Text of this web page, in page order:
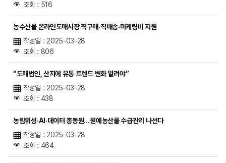
조회 : 516
농수산물 온라인도매시장 직구매·직배송·마케팅비 지원
작성일 : 2025-03-28
조회 : 806
“도매법인, 산지에 유통 트렌드 변화 알려야”
작성일 : 2025-03-28
조회 : 438
농림위성·AI·데이터 총동원…원예농산물 수급관리 나선다
작성일 : 2025-03-28
조회 : 464